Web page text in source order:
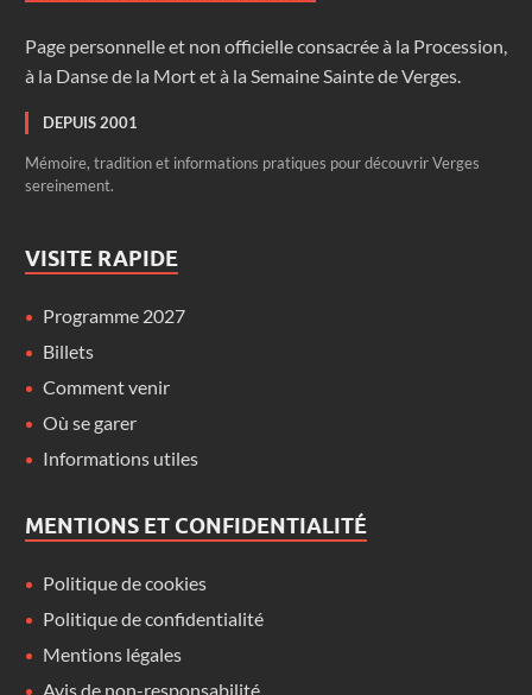
Page personnelle et non officielle consacrée à la Procession,
à la Danse de la Mort et à la Semaine Sainte de Verges.
DEPUIS 2001
Mémoire, tradition et informations pratiques pour découvrir Verges
sereinement.
VISITE RAPIDE
Programme 2027
Billets
Comment venir
Où se garer
Informations utiles
MENTIONS ET CONFIDENTIALITÉ
Politique de cookies
Politique de confidentialité
Mentions légales
Avis de non-responsabilité